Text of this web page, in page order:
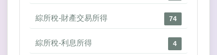
綜所稅-財產交易所得 74
綜所稅-利息所得 4